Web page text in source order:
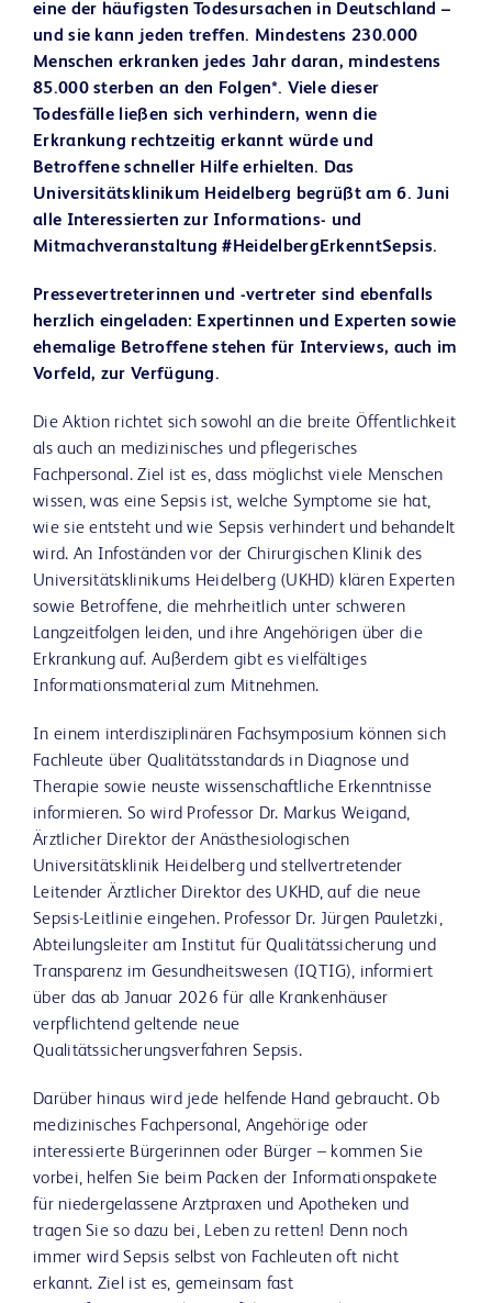
eine der häufigsten Todesursachen in Deutschland –
und sie kann jeden treffen. Mindestens 230.000
Menschen erkranken jedes Jahr daran, mindestens
85.000 sterben an den Folgen*. Viele dieser
Todesfälle ließen sich verhindern, wenn die
Erkrankung rechtzeitig erkannt würde und
Betroffene schneller Hilfe erhielten. Das
Universitätsklinikum Heidelberg begrüßt am 6. Juni
alle Interessierten zur Informations- und
Mitmachveranstaltung #HeidelbergErkenntSepsis.
Pressevertreterinnen und -vertreter sind ebenfalls
herzlich eingeladen: Expertinnen und Experten sowie
ehemalige Betroffene stehen für Interviews, auch im
Vorfeld, zur Verfügung.
Die Aktion richtet sich sowohl an die breite Öffentlichkeit
als auch an medizinisches und pflegerisches
Fachpersonal. Ziel ist es, dass möglichst viele Menschen
wissen, was eine Sepsis ist, welche Symptome sie hat,
wie sie entsteht und wie Sepsis verhindert und behandelt
wird. An Infoständen vor der Chirurgischen Klinik des
Universitätsklinikums Heidelberg (UKHD) klären Experten
sowie Betroffene, die mehrheitlich unter schweren
Langzeitfolgen leiden, und ihre Angehörigen über die
Erkrankung auf. Außerdem gibt es vielfältiges
Informationsmaterial zum Mitnehmen.
In einem interdisziplinären Fachsymposium können sich
Fachleute über Qualitätsstandards in Diagnose und
Therapie sowie neuste wissenschaftliche Erkenntnisse
informieren. So wird Professor Dr. Markus Weigand,
Ärztlicher Direktor der Anästhesiologischen
Universitätsklinik Heidelberg und stellvertretender
Leitender Ärztlicher Direktor des UKHD, auf die neue
Sepsis-Leitlinie eingehen. Professor Dr. Jürgen Pauletzki,
Abteilungsleiter am Institut für Qualitätssicherung und
Transparenz im Gesundheitswesen (IQTIG), informiert
über das ab Januar 2026 für alle Krankenhäuser
verpflichtend geltende neue
Qualitätssicherungsverfahren Sepsis.
Darüber hinaus wird jede helfende Hand gebraucht. Ob
medizinisches Fachpersonal, Angehörige oder
interessierte Bürgerinnen oder Bürger – kommen Sie
vorbei, helfen Sie beim Packen der Informationspakete
für niedergelassene Arztpraxen und Apotheken und
tragen Sie so dazu bei, Leben zu retten! Denn noch
immer wird Sepsis selbst von Fachleuten oft nicht
erkannt. Ziel ist es, gemeinsam fast